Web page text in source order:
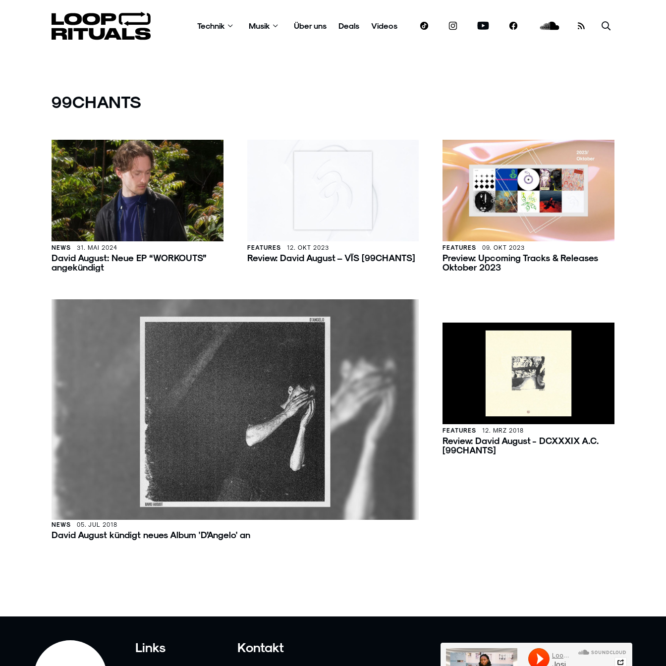
Technik Musik Über uns Deals Videos
99CHANTS
NEWS 31. MAI 2024
David August: Neue EP “WORKOUTS”
angekündigt
FEATURES 12. OKT 2023
Review: David August – VĪS [99CHANTS]
FEATURES 09. OKT 2023
Preview: Upcoming Tracks & Releases
Oktober 2023
NEWS 05. JUL 2018
David August kündigt neues Album 'D’Angelo' an
FEATURES 12. MRZ 2018
Review: David August - DCXXXIX A.C.
[99CHANTS]
Links Kontakt